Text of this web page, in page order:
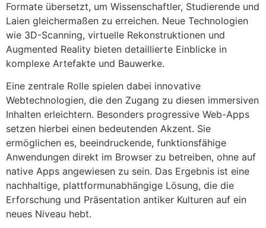
Formate übersetzt, um Wissenschaftler, Studierende und
Laien gleichermaßen zu erreichen. Neue Technologien
wie 3D-Scanning, virtuelle Rekonstruktionen und
Augmented Reality bieten detaillierte Einblicke in
komplexe Artefakte und Bauwerke.
Eine zentrale Rolle spielen dabei innovative
Webtechnologien, die den Zugang zu diesen immersiven
Inhalten erleichtern. Besonders progressive Web-Apps
setzen hierbei einen bedeutenden Akzent. Sie
ermöglichen es, beeindruckende, funktionsfähige
Anwendungen direkt im Browser zu betreiben, ohne auf
native Apps angewiesen zu sein. Das Ergebnis ist eine
nachhaltige, plattformunabhängige Lösung, die die
Erforschung und Präsentation antiker Kulturen auf ein
neues Niveau hebt.